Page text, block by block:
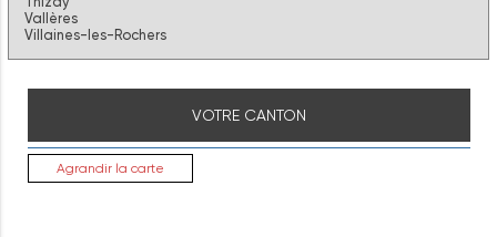
Vallères
Villaines-les-Rochers
VOTRE CANTON
Agrandir la carte